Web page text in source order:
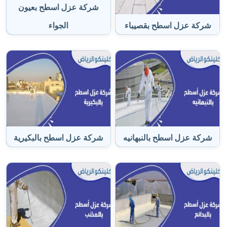
شركة عزل اسطح بقصيباء
شركة عزل اسطح بعيون
الجواء
شركة عزل اسطح بالنبهانيه شركة عزل اسطح بالبكيرية